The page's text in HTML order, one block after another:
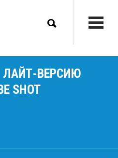
ЛАЙТ-ВЕРСИЮ
SHOT